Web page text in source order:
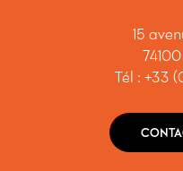
15
Tél : +33